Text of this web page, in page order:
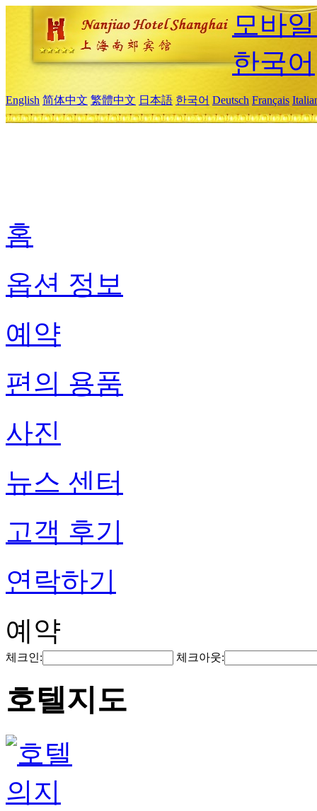
모바
한국어
English 简体中文 繁體中文 日本語 한국어 Deutsch Français
홈
옵션 정보
예약
편의 용품
사진
뉴스 센터
고객 후기
연락하기
예약
체크인: 체크아웃:
호텔지도